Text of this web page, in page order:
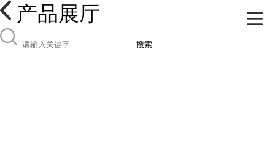
产品展厅
搜索